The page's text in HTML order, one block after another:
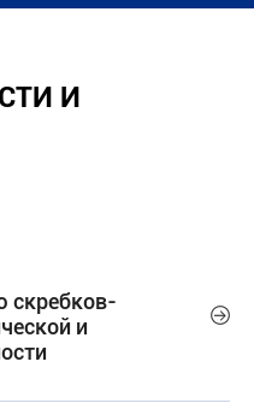
И
скребков-
и
